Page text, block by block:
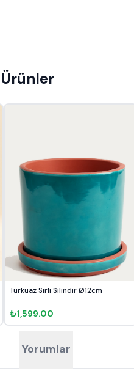
Ürünler
Turkuaz Sırlı Silindir Ø12cm
₺1,599.00
Yorumlar